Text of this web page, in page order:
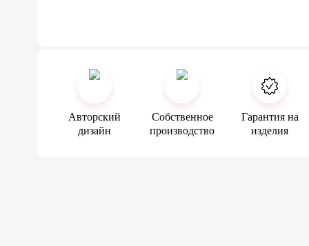
Авторский
дизайн
Собственное
производство
Гарантия на
изделия